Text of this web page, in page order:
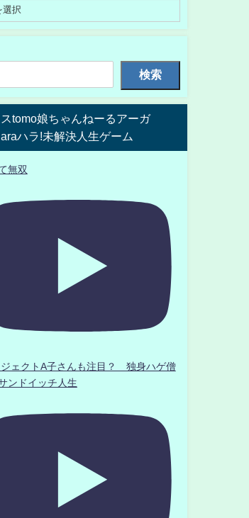
検索
tomo娘ちゃんねーるアーガ
ハラ!未解決人生ゲーム
無双
ェクトA子さんも注目？ 独身ハゲ僧
ンドイッチ人生